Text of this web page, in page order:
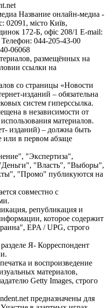
Название онлайн-медиа -
02091, місто Київ,
172-Б, офіс 208/1 E-mail:
Телефон: 044-205-43-00
06068
размещённых на
ссылки на
со страницы «Новости
изданий – обязательна
систем гиперссылка.
в независимости от
материалов.
изданий) – должна быть
или в первом абзаце
"Экспертиза",
"Власть", "Выборы",
"Промо" публикуются на
совместно с
републикация и
которое содержит
EPA / UPG, строго
Я- Корреспондент
и воспроизведение
материалов,
Getty Images, строго
предназначены для